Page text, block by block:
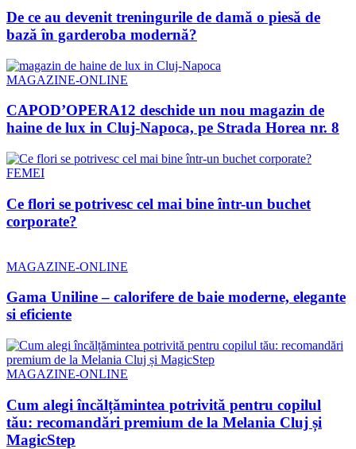
De ce au devenit treningurile de damă o piesă de
bază în garderoba modernă?
MAGAZINE-ONLINE
CAPOD’OPERA12 deschide un nou magazin de
haine de lux in Cluj-Napoca, pe Strada Horea nr. 8
FEMEI
Ce flori se potrivesc cel mai bine într-un buchet
corporate?
MAGAZINE-ONLINE
Gama Uniline – calorifere de baie moderne, elegante
si eficiente
MAGAZINE-ONLINE
Cum alegi încălțămintea potrivită pentru copilul
tău: recomandări premium de la Melania Cluj și
MagicStep